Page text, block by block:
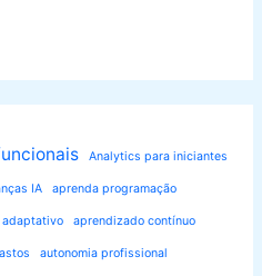
Analytics para iniciantes
IA aprenda programação
adaptativo aprendizado contínuo
autonomia profissional